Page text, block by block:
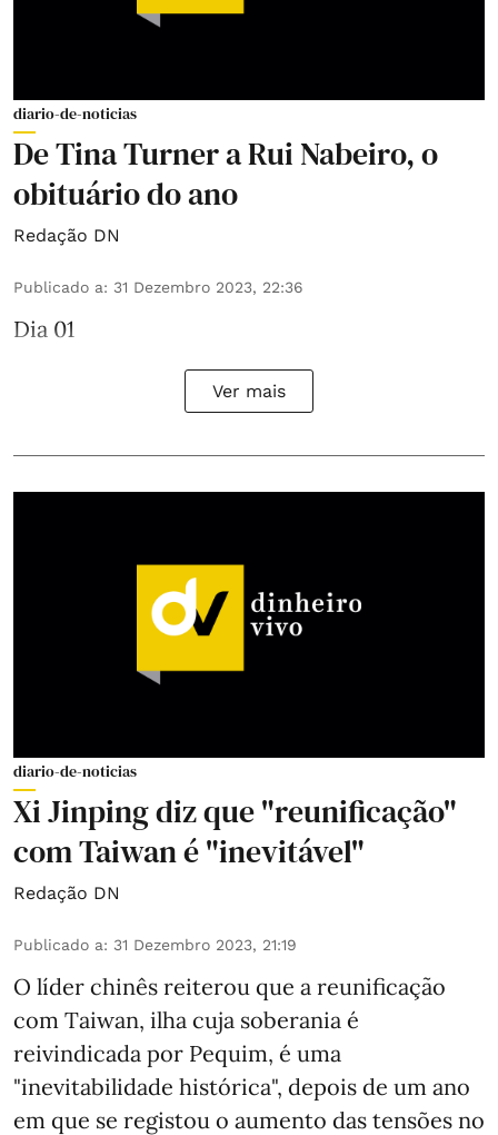
diario-de-noticias
De Tina Turner a Rui Nabeiro, o
obituário do ano
Redação DN
Publicado a: 31 Dezembro 2023, 22:36
Dia 01
Ver mais
diario-de-noticias
Xi Jinping diz que "reunificação"
com Taiwan é "inevitável"
Redação DN
Publicado a: 31 Dezembro 2023, 21:19
O líder chinês reiterou que a reunificação
com Taiwan, ilha cuja soberania é
reivindicada por Pequim, é uma
"inevitabilidade histórica", depois de um ano
em que se registou o aumento das tensões no